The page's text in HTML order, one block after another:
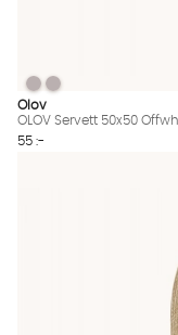
OLOV Servett
OLOV Servett 50x50 Offwhite
OLOV Servett 50x50
Olov
OLOV Servett 50x50
55 :-